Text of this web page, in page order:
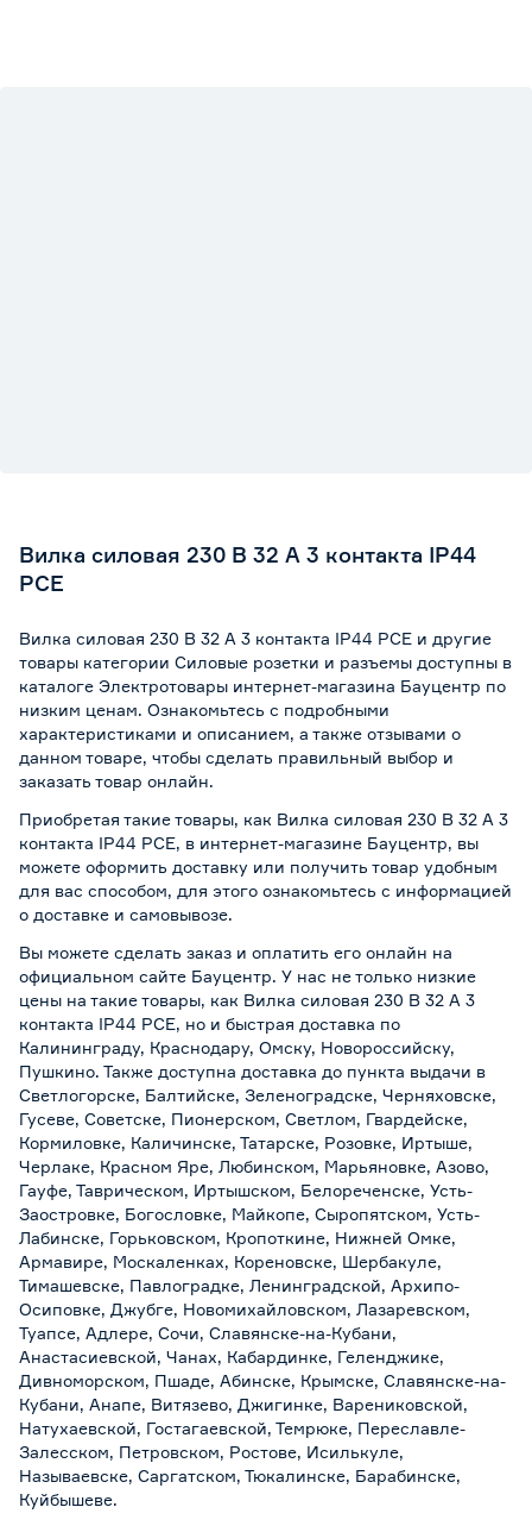
Вилка силовая 230 В 32 А 3 контакта IP44
PCE
Вилка силовая 230 В 32 А 3 контакта IP44 PCE и другие
товары категории Силовые розетки и разъемы доступны в
каталоге Электротовары интернет-магазина Бауцентр по
низким ценам. Ознакомьтесь с подробными
характеристиками и описанием, а также отзывами о
данном товаре, чтобы сделать правильный выбор и
заказать товар онлайн.
Приобретая такие товары, как Вилка силовая 230 В 32 А 3
контакта IP44 PCE, в интернет-магазине Бауцентр, вы
можете оформить доставку или получить товар удобным
для вас способом, для этого ознакомьтесь с информацией
о доставке и самовывозе.
Вы можете сделать заказ и оплатить его онлайн на
официальном сайте Бауцентр. У нас не только низкие
цены на такие товары, как Вилка силовая 230 В 32 А 3
контакта IP44 PCE, но и быстрая доставка по
Калининграду, Краснодару, Омску, Новороссийску,
Пушкино. Также доступна доставка до пункта выдачи в
Светлогорске, Балтийске, Зеленоградске, Черняховске,
Гусеве, Советске, Пионерском, Светлом, Гвардейске,
Кормиловке, Каличинске, Татарске, Розовке, Иртыше,
Черлаке, Красном Яре, Любинском, Марьяновке, Азово,
Гауфе, Таврическом, Иртышском, Белореченске, Усть-
Заостровке, Богословке, Майкопе, Сыропятском, Усть-
Лабинске, Горьковском, Кропоткине, Нижней Омке,
Армавире, Москаленках, Кореновске, Шербакуле,
Тимашевске, Павлоградке, Ленинградской, Архипо-
Осиповке, Джубге, Новомихайловском, Лазаревском,
Туапсе, Адлере, Сочи, Славянске-на-Кубани,
Анастасиевской, Чанах, Кабардинке, Геленджике,
Дивноморском, Пшаде, Абинске, Крымске, Славянске-на-
Кубани, Анапе, Витязево, Джигинке, Варениковской,
Натухаевской, Гостагаевской, Темрюке, Переславле-
Залесском, Петровском, Ростове, Исилькуле,
Называевске, Саргатском, Тюкалинске, Барабинске,
Куйбышеве.